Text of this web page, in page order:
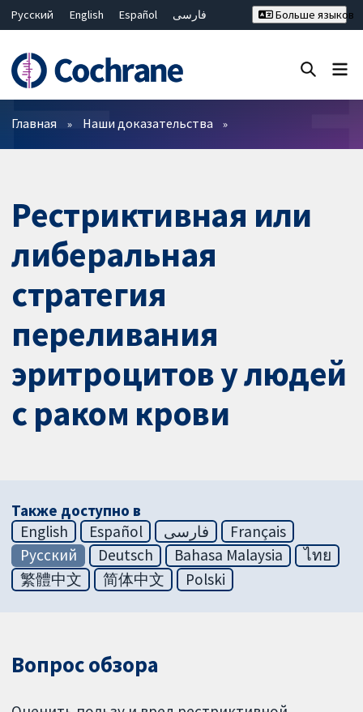
Русский English Español
فارسی
Bahasa Malaysia
ไทย
繁體中文
简体中文
Больше языков
Фильтры
Главная Наши доказательства
Рестриктивная или
либеральная
стратегия
переливания
эритроцитов у людей
с раком крови
Также доступно в
English
Español فارسی
Français
Русский
Deutsch Bahasa Malaysia
ไทย
繁體中文
简体中文 Polski
Вопрос обзора